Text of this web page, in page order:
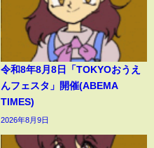
令和8年8月8日「TOKYOおうえ
んフェスタ」開催(ABEMA
TIMES)
2026年8月9日